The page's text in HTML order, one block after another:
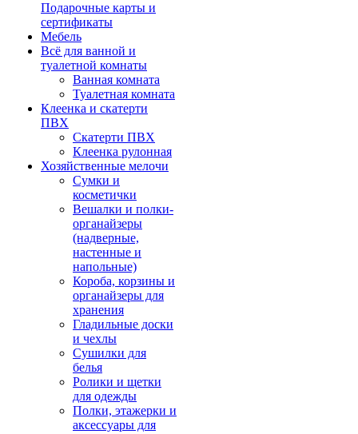
Подарочные карты и
сертификаты
Мебель
Всё для ванной и
туалетной комнаты
Ванная комната
Туалетная комната
Клеенка и скатерти
ПВХ
Скатерти ПВХ
Клеенка рулонная
Хозяйственные мелочи
Сумки и
косметички
Вешалки и полки-
органайзеры
(надверные,
настенные и
напольные)
Короба, корзины и
органайзеры для
хранения
Гладильные доски
и чехлы
Сушилки для
белья
Ролики и щетки
для одежды
Полки, этажерки и
аксессуары для